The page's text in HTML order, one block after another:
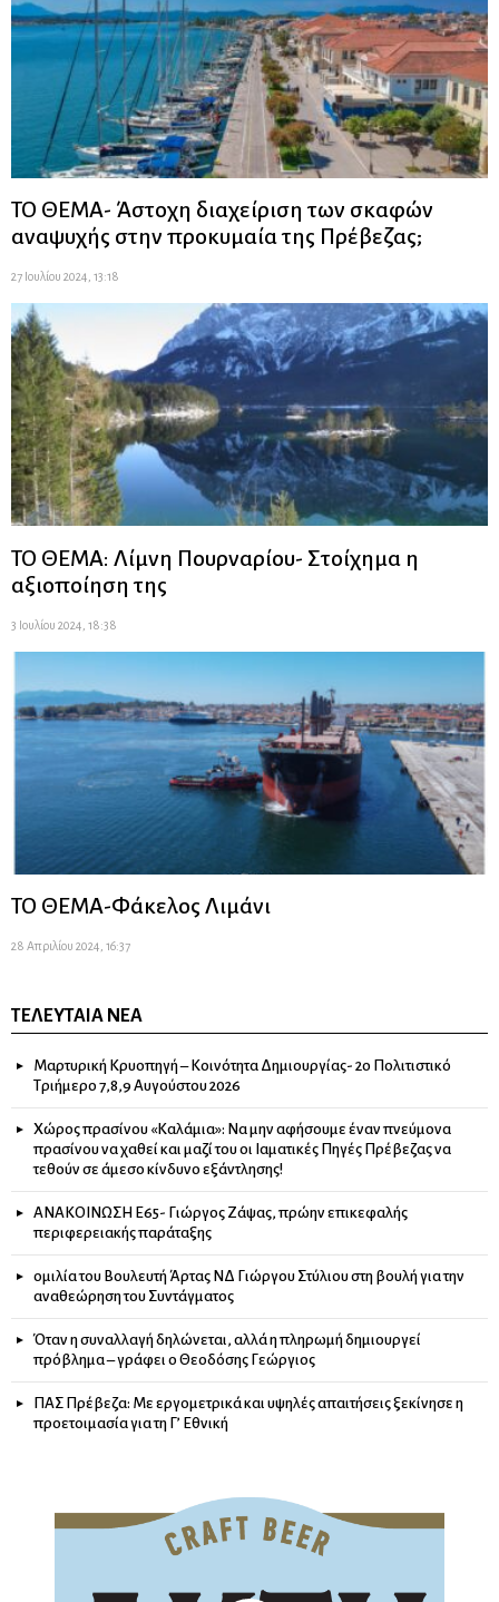
ΤΟ ΘΕΜΑ- Άστοχη διαχείριση των σκαφών
αναψυχής στην προκυμαία της Πρέβεζας;
27 Ιουλίου 2024, 13:18
ΤΟ ΘΕΜΑ: Λίμνη Πουρναρίου- Στοίχημα η
αξιοποίηση της
3 Ιουλίου 2024, 18:38
ΤΟ ΘΕΜΑ-Φάκελος Λιμάνι
28 Απριλίου 2024, 16:37
ΤΕΛΕΥΤΑΊΑ ΝΈΑ
Μαρτυρική Κρυοπηγή – Κοινότητα Δημιουργίας- 2ο Πολιτιστικό
Τριήμερο 7,8,9 Αυγούστου 2026
Χώρος πρασίνου «Καλάμια»: Να μην αφήσουμε έναν πνεύμονα
πρασίνου να χαθεί και μαζί του οι Ιαματικές Πηγές Πρέβεζας να
τεθούν σε άμεσο κίνδυνο εξάντλησης!
ΑΝΑΚΟΙΝΩΣΗ Ε65- Γιώργος Ζάψας, πρώην επικεφαλής
περιφερειακής παράταξης
ομιλία του Βουλευτή Άρτας ΝΔ Γιώργου Στύλιου στη βουλή για την
αναθεώρηση του Συντάγματος
Όταν η συναλλαγή δηλώνεται, αλλά η πληρωμή δημιουργεί
πρόβλημα – γράφει ο Θεοδόσης Γεώργιος
ΠΑΣ Πρέβεζα: Με εργομετρικά και υψηλές απαιτήσεις ξεκίνησε η
προετοιμασία για τη Γ’ Εθνική